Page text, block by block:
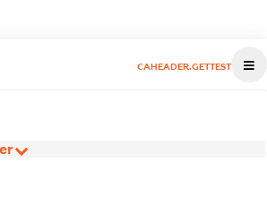
CAHEADER.GETTEST